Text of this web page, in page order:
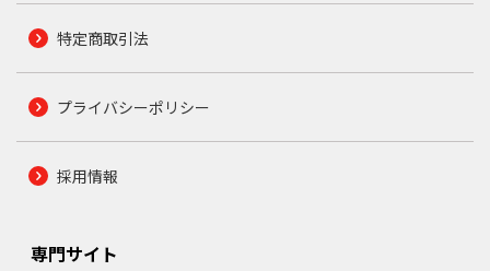
特定商取引法
プライバシーポリシー
採用情報
専門サイト